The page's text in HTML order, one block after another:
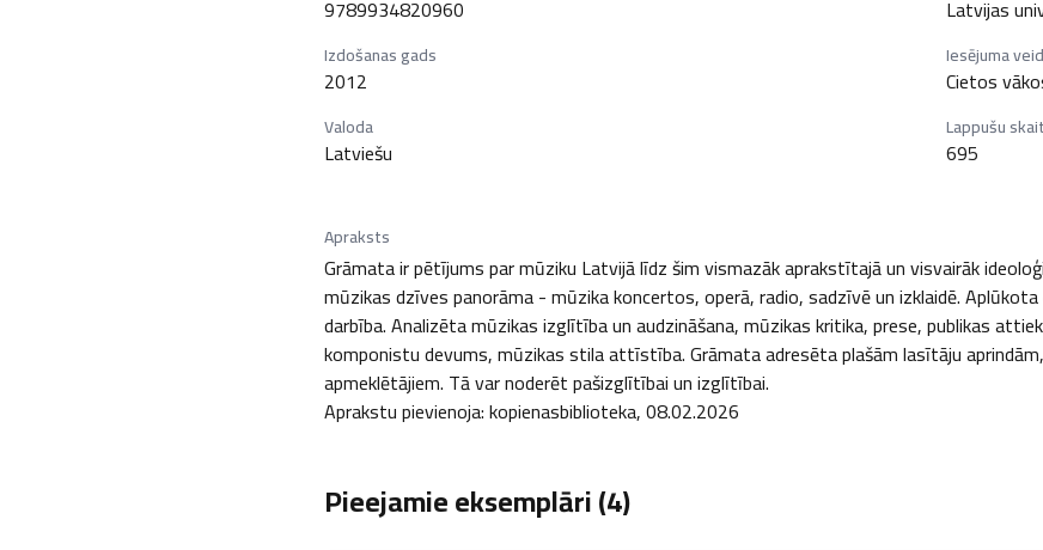
9789934820960 Latvijas
Izdošanas gads
2012
Iesējuma
Cietos
Valoda
Latviešu
Lappušu
695
Apraksts
Grāmata ir pētījums par mūziku Latvijā līdz šim vismazāk aprakstītajā un visvairāk
mūzikas dzīves panorāma - mūzika koncertos, operā, radio, sadzīvē un izklaidē.
darbība. Analizēta mūzikas izglītība un audzināšana, mūzikas kritika, prese, publikas
komponistu devums, mūzikas stila attīstība. Grāmata adresēta plašām lasītāju
apmeklētājiem. Tā var noderēt pašizglītībai un izglītībai.
Aprakstu pievienoja: kopienasbiblioteka, 08.02.2026
Pieejamie eksemplāri (4)